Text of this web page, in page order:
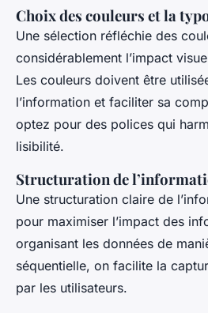
Choix des couleurs et la
Une sélection réfléchie des
considérablement l’impact
Les couleurs doivent être
l’information et faciliter sa
optez pour des polices qui
lisibilité.
Structuration de
Une structuration claire de
pour maximiser l’impact des
organisant les données de
séquentielle, on facilite la
par les utilisateurs.